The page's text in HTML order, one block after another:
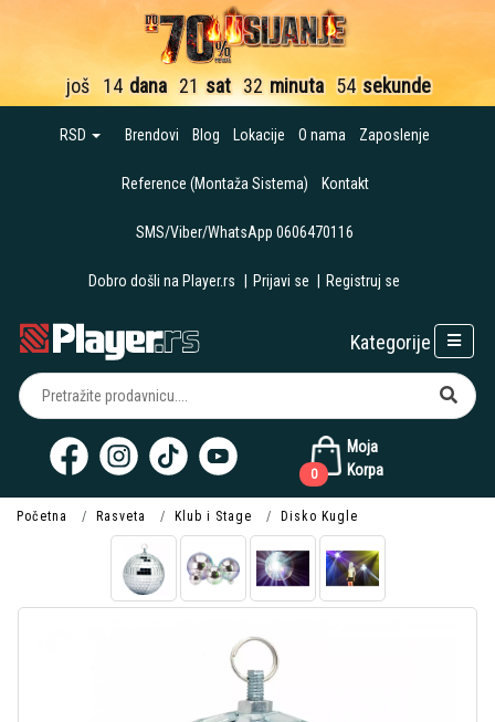
još 14 dana 21 sat 32 minuta 53 sekunde
RSD Brendovi Blog Lokacije O nama Zaposlenje
Reference (Montaža Sistema) Kontakt
SMS/Viber/WhatsApp 0606470116
Dobro došli na Player.rs Prijavi se Registruj se
Moja
Korpa
0
Kategorije
Početna Rasveta Klub i Stage Disko Kugle